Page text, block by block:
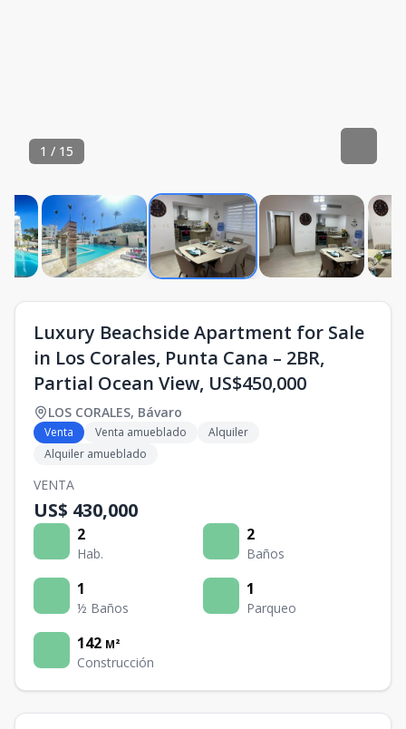
1 / 15
Luxury Beachside Apartment for Sale
in Los Corales, Punta Cana – 2BR,
Partial Ocean View, US$450,000
LOS CORALES, Bávaro
Venta Venta amueblado
Alquiler
Alquiler amueblado
VENTA
US$ 430,000
2
Hab.
2
Baños
1
½ Baños
1
Parqueo
142 M²
Construcción